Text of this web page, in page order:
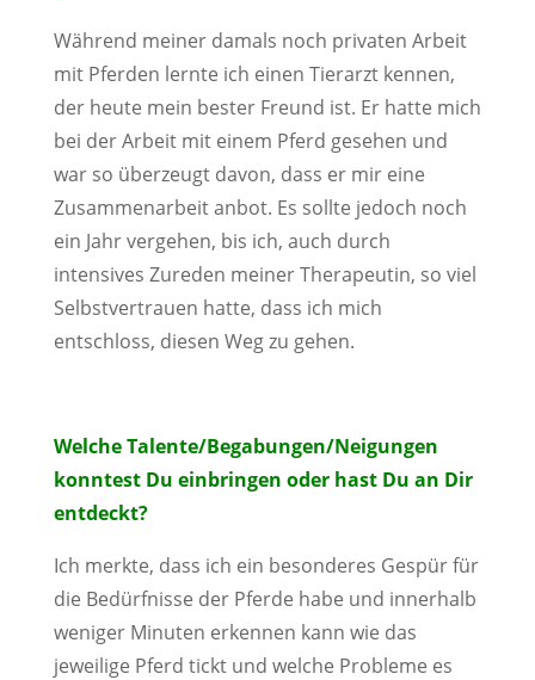
Während meiner damals noch privaten Arbeit
mit Pferden lernte ich einen Tierarzt kennen,
der heute mein bester Freund ist. Er hatte mich
bei der Arbeit mit einem Pferd gesehen und
war so überzeugt davon, dass er mir eine
Zusammenarbeit anbot. Es sollte jedoch noch
ein Jahr vergehen, bis ich, auch durch
intensives Zureden meiner Therapeutin, so viel
Selbstvertrauen hatte, dass ich mich
entschloss, diesen Weg zu gehen.
Welche Talente/Begabungen/Neigungen
konntest Du einbringen oder hast Du an Dir
entdeckt?
Ich merkte, dass ich ein besonderes Gespür für
die Bedürfnisse der Pferde habe und innerhalb
weniger Minuten erkennen kann wie das
jeweilige Pferd tickt und welche Probleme es